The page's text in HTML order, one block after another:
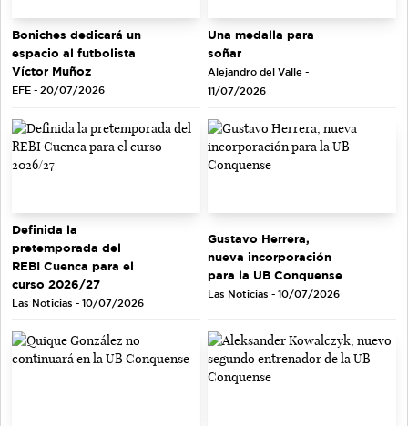
Boniches dedicará un
espacio al futbolista
Víctor Muñoz
EFE - 20/07/2026
Una medalla para
soñar
Alejandro del Valle -
11/07/2026
Definida la
pretemporada del
REBI Cuenca para el
curso 2026/27
Las Noticias - 10/07/2026
Gustavo Herrera,
nueva incorporación
para la UB Conquense
Las Noticias - 10/07/2026